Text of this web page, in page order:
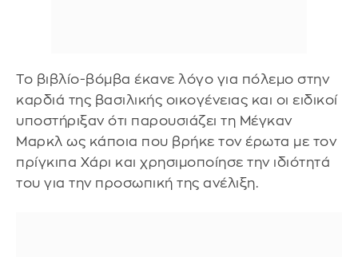
Το βιβλίο-βόμβα έκανε λόγο για πόλεμο στην
καρδιά της βασιλικής οικογένειας και οι ειδικοί
υποστήριξαν ότι παρουσιάζει τη Μέγκαν
Μαρκλ ως κάποια που βρήκε τον έρωτα με τον
πρίγκιπα Χάρι και χρησιμοποίησε την ιδιότητά
του για την προσωπική της ανέλιξη.